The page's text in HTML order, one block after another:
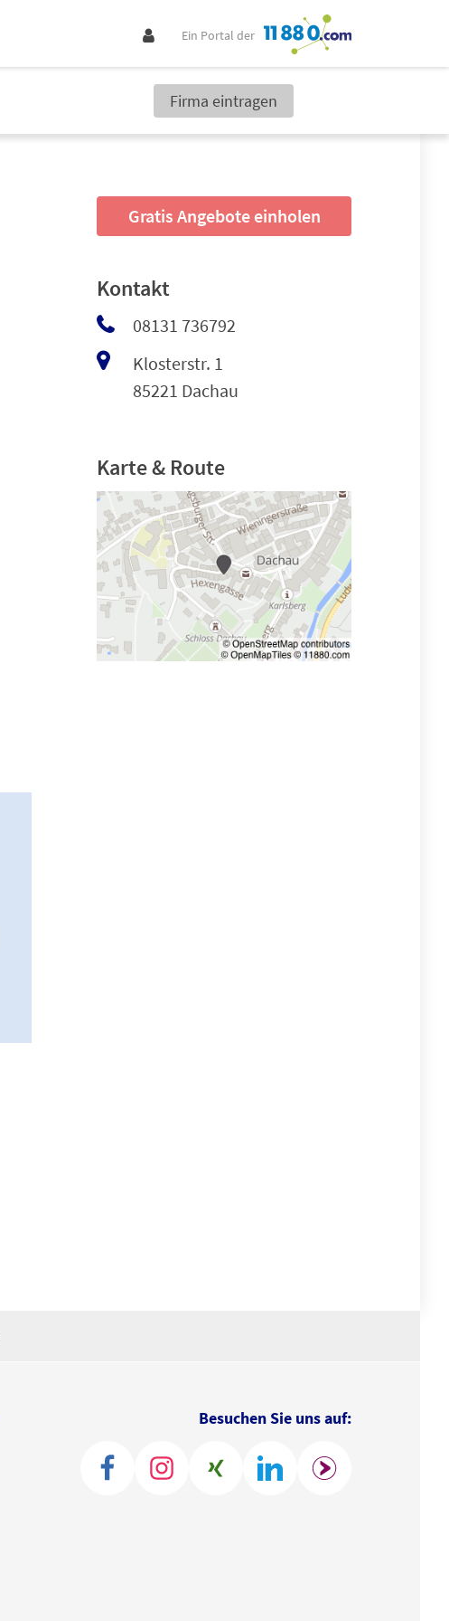
Ein Portal der
Firma eintragen
Gratis Angebote einholen
Kontakt
08131 736792
Klosterstr. 1
85221 Dachau
Karte & Route
Besuchen Sie uns auf: